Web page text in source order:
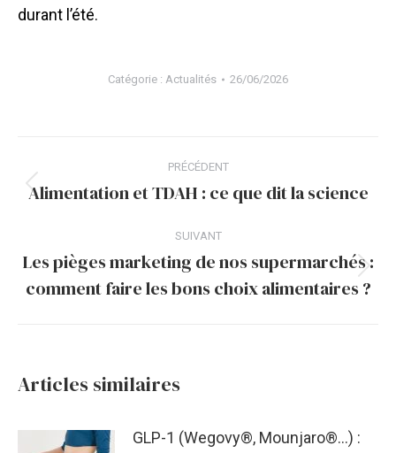
durant l’été.
Catégorie : Actualités 26/06/2026
article
PRÉCÉDENT
Article
:
Alimentation et TDAH : ce que dit la science
SUIVANT
Les pièges marketing de nos supermarchés :
comment faire les bons choix alimentaires ?
Articles similaires
GLP-1 (Wegovy®, Mounjaro®…) :